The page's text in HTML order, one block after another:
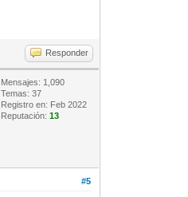
Responder
Mensajes: 1,090
Temas: 37
Registro en: Feb 2022
Reputación:13
#5